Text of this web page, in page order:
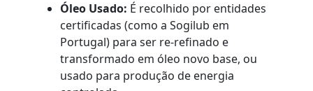
Óleo Usado: É recolhido por entidades
certificadas (como a Sogilub em
Portugal) para ser re-refinado e
transformado em óleo novo base, ou
usado para produção de energia